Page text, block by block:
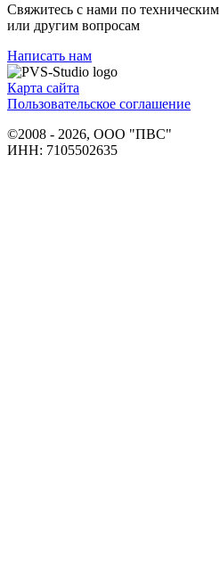
Свяжитесь с нами по техническим
или другим вопросам
Написать нам
Карта сайта
Пользовательское соглашение
©2008 - 2026, ООО "ПВС"
ИНН: 7105502635